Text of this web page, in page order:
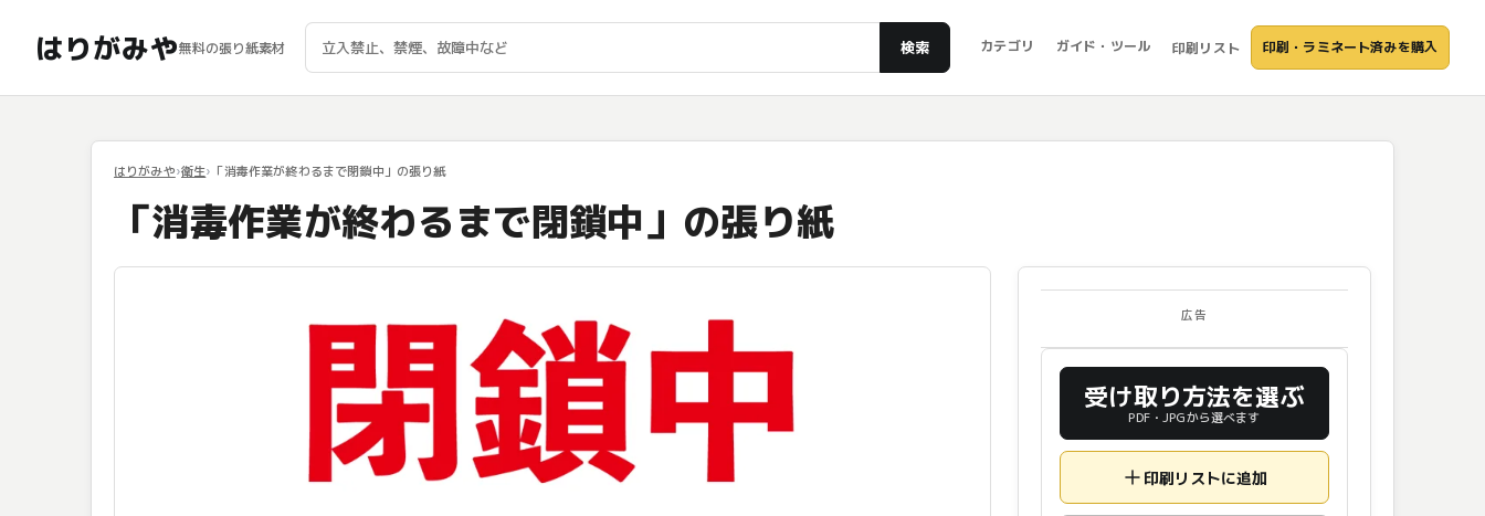
はりがみや無料の張り紙素材 検索 カテゴリ ガイド・ツール 印刷リスト 印刷・ラミネート済みを購入
はりがみや 衛生 「消毒作業が終わるまで閉鎖中」の張り紙
「消毒作業が終わるまで閉鎖中」の張り紙
広告
受け取り方法を選ぶ
PDF・JPGから選べます
印刷リストに追加